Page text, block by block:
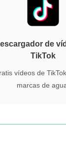
de
TikTok
vídeos de
marcas de